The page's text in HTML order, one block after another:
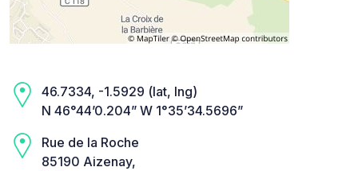
46.7334, -1.5929 (lat, lng)
N 46°44’0.204” W 1°35’34.5696”
Rue de la Roche
85190 Aizenay,